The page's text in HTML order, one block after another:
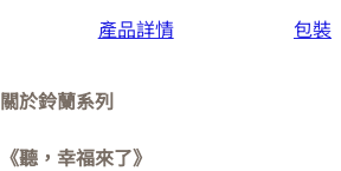
產品詳情 包裝
關於鈴蘭系列
《聽，幸福來了》